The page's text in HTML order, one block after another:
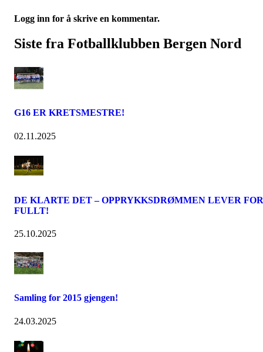
Logg inn for å skrive en kommentar.
Siste fra Fotballklubben Bergen Nord
G16 ER KRETSMESTRE!
02.11.2025
DE KLARTE DET – OPPRYKKSDRØMMEN LEVER FOR
FULLT!
25.10.2025
Samling for 2015 gjengen!
24.03.2025